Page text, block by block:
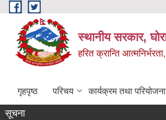
Skip to main content
स्थानीय सरकार,
हरित क्रान्ति
गृहपृष्ठ परिचय कार्यक्रम तथा परियोजना
सूचना